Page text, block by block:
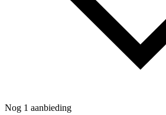
Nog 1 aanbieding